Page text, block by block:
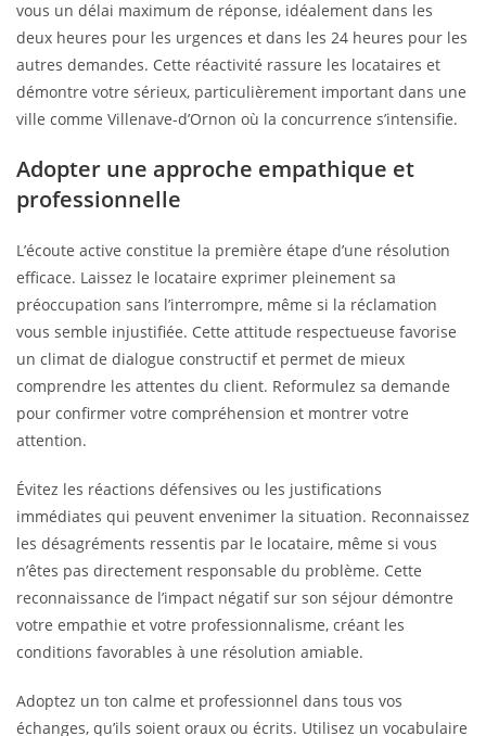
vous un délai maximum de réponse, idéalement dans les
deux heures pour les urgences et dans les 24 heures pour les
autres demandes. Cette réactivité rassure les locataires et
démontre votre sérieux, particulièrement important dans une
ville comme Villenave-d’Ornon où la concurrence s’intensifie.
Adopter une approche empathique et
professionnelle
L’écoute active constitue la première étape d’une résolution
efficace. Laissez le locataire exprimer pleinement sa
préoccupation sans l’interrompre, même si la réclamation
vous semble injustifiée. Cette attitude respectueuse favorise
un climat de dialogue constructif et permet de mieux
comprendre les attentes du client. Reformulez sa demande
pour confirmer votre compréhension et montrer votre
attention.
Évitez les réactions défensives ou les justifications
immédiates qui peuvent envenimer la situation. Reconnaissez
les désagréments ressentis par le locataire, même si vous
n’êtes pas directement responsable du problème. Cette
reconnaissance de l’impact négatif sur son séjour démontre
votre empathie et votre professionnalisme, créant les
conditions favorables à une résolution amiable.
Adoptez un ton calme et professionnel dans tous vos
échanges, qu’ils soient oraux ou écrits. Utilisez un vocabulaire